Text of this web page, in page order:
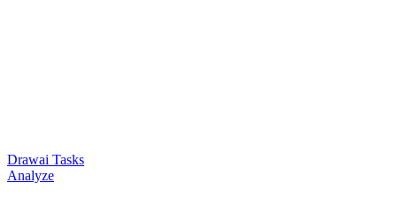
Drawai Tasks
Analyze